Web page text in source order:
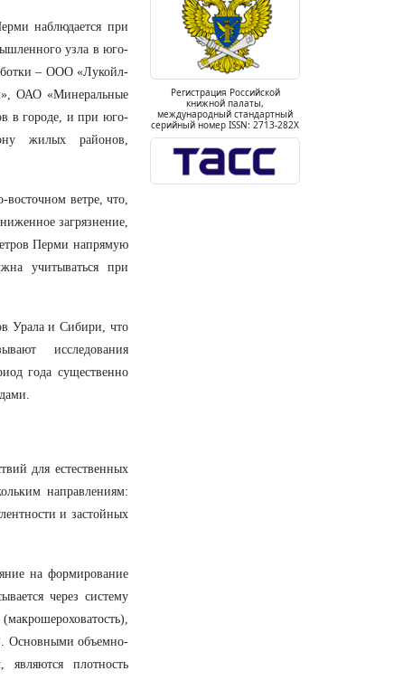
наблюдается при
узла в юго-
– ООО «Лукойл-
ОАО «Минеральные
в городе, и при юго-
жилых районов,
восточном ветре, что,
загрязнение,
Перми напрямую
учитываться при
Урала и Сибири, что
исследования
года существенно
для естественных
направлениям:
и застойных
на формирование
через систему
Основными объемно-
плотность
Регистрация Российской
книжной палаты,
международный стандартный
серийный номер ISSN: 2713-282X